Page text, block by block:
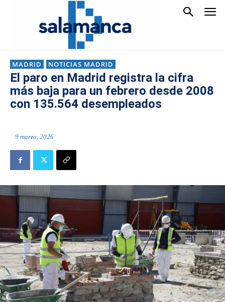
MADRID NOTICIAS MADRID
El paro en Madrid registra la cifra
más baja para un febrero desde 2008
con 135.564 desempleados
9 marzo, 2026